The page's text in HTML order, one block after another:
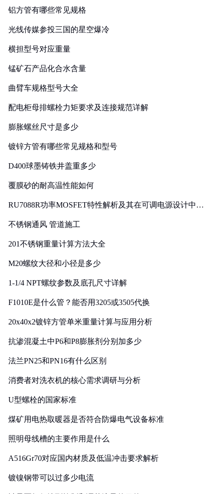
铝方管有哪些常见规格
光线传媒参投三国的星空爆冷
横担型号对应重量
锰矿石产品化合水含量
曲臂车规格型号大全
配电柜母排螺栓力矩要求及连接规范详解
膨胀螺丝尺寸是多少
镀锌方管有哪些常见规格和型号
D400球墨铸铁井盖重多少
覆膜砂的耐高温性能如何
RU7088R功率MOSFET特性解析及其在可调电源设计中的
不锈钢通风 管道施工
201不锈钢重量计算方法大全
M20螺纹大径和小径是多少
1-1/4 NPT螺纹参数及底孔尺寸详解
F1010E是什么管？能否用3205或3505代换
20x40x2镀锌方管单米重量计算与应用分析
抗渗混凝土中P6和P8膨胀剂分别加多少
法兰PN25和PN16有什么区别
消费者对洗衣机的核心需求调研与分析
U型螺栓的国家标准
煤矿用电热取暖器是否符合防爆电气设备标准
照明母线槽的主要作用是什么
A516Gr70对应国内材质及低温冲击要求解析
镀镍钢带可以过多少电流